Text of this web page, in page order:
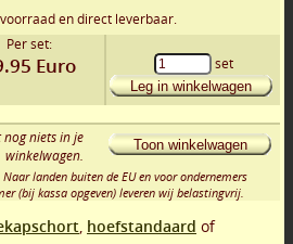
en direct leverbaar.
Per set:
Euro set
Leg in winkelwagen
nog niets in je
winkelwagen.
Toon winkelwagen
landen buiten de EU en voor ondernemers
(bij kassa opgeven) leveren wij belastingvrij.
, hoefstandaard of